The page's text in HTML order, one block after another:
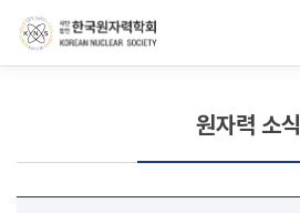
원자력 소식